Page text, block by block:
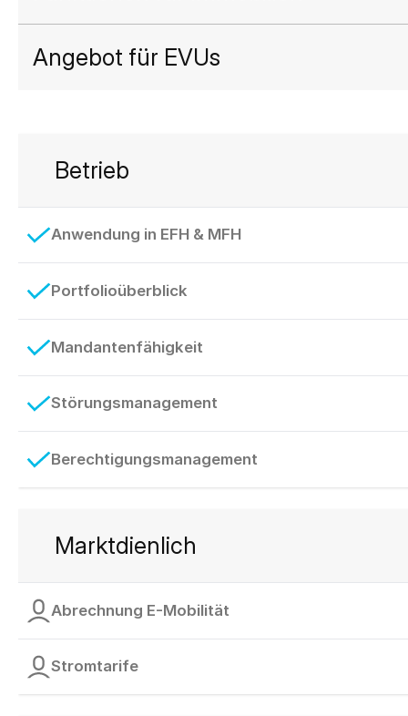
Angebot für EVUs
Betrieb
Anwendung in EFH & MFH
Portfolioüberblick
Mandantenfähigkeit
Störungsmanagement
Berechtigungsmanagement
Marktdienlich
Abrechnung E-Mobilität
Stromtarife